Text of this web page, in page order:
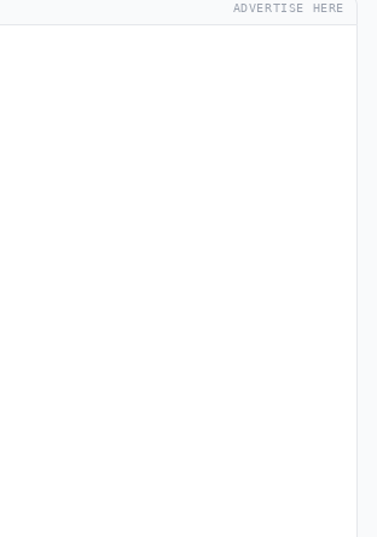
ADVERTISE HERE